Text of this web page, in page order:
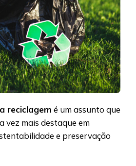
reciclagem é um assunto que
vez mais destaque em
e preservação